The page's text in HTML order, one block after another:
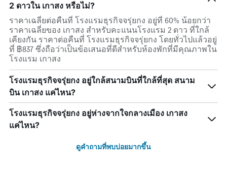
2 ดาวใน เกาสง หรือไม่?
ราคาเฉลี่ยต่อคืนที่ โรงแรมธุรกิจจรุ่ยกง อยู่ที่ 60% น้อยกว่า
ราคาเฉลี่ยของ เกาสง สำหรับคะแนนโรงแรม 2 ดาว ที่ใกล้
เคียงกัน ราคาต่อคืนที่ โรงแรมธุรกิจจรุ่ยกง โดยทั่วไปแล้วอยู่
ที่ ฿837 ซึ่งถือว่าเป็นข้อเสนอที่ดีสำหรับห้องพักที่มีคุณภาพใน
โรงแรม เกาสง
โรงแรมธุรกิจจรุ่ยกง อยู่ใกล้สนามบินที่ใกล้ที่สุด สนาม
บิน เกาสง แค่ไหน?
โรงแรมธุรกิจจรุ่ยกง อยู่ห่างจากใจกลางเมือง เกาสง
แค่ไหน?
ดูคำถามที่พบบ่อยมากขึ้น